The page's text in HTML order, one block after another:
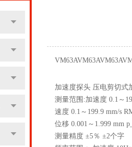
加速度探头 压电剪切式
测量范围:加速度 0.1～
速度 0.1～199.9 mm/s
位移 0.001～1.999 mm
测量精度 ±5％ ±2个字